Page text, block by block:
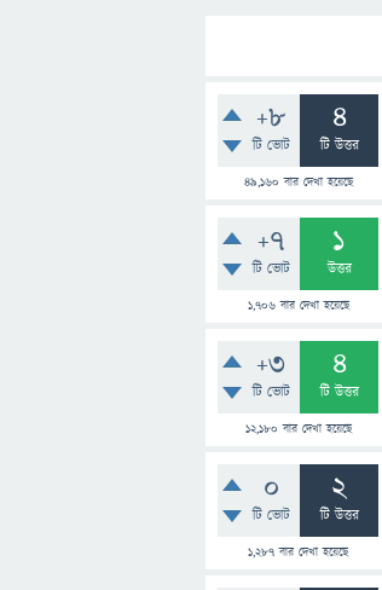
+8
টি ভোট
4
টি উত্তর
49,160 বার দেখা হয়েছে
+7
টি ভোট
1
উত্তর
1,706বার দেখা হয়েছে
+3
টি ভোট
4
টি উত্তর
12,180 বার দেখা হয়েছে
0
টি ভোট
2
টি উত্তর
1,287 বার দেখা হয়েছে